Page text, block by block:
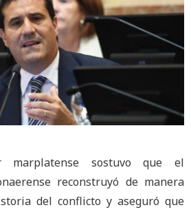
marplatense sostuvo que el
reconstruyó de manera
del conflicto y aseguró que